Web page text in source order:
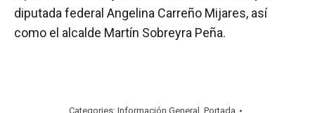
diputada federal Angelina Carreño Mijares, así
como el alcalde Martín Sobreyra Peña.
Categories: Información General Portada